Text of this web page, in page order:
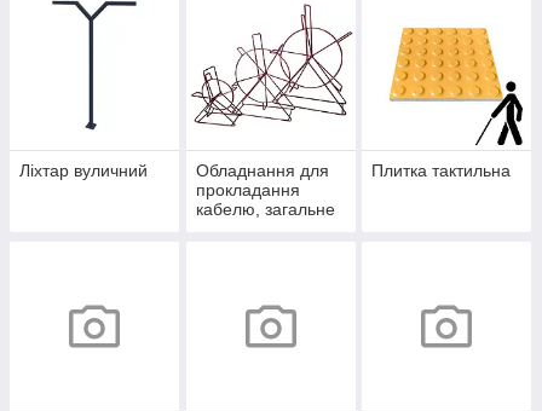
Ліхтар вуличний
Обладнання для
прокладання
кабелю, загальне
Плитка тактильна